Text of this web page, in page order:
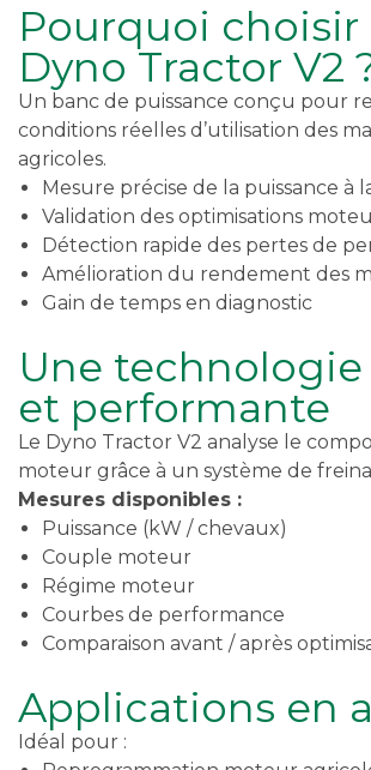
Pourquoi choisir
Dyno Tractor V2
Un banc de puissance conçu pour
conditions réelles d’utilisation des
agricoles.
Mesure précise de la puissance à
Validation des optimisations
Détection rapide des pertes de
Amélioration du rendement des
Gain de temps en diagnostic
Une
et performante
Le Dyno Tractor V2 analyse le
moteur grâce à un système de
Mesures disponibles :
Puissance (kW / chevaux)
Couple moteur
Régime moteur
Courbes de performance
Comparaison avant / après
Applications en
Idéal pour :